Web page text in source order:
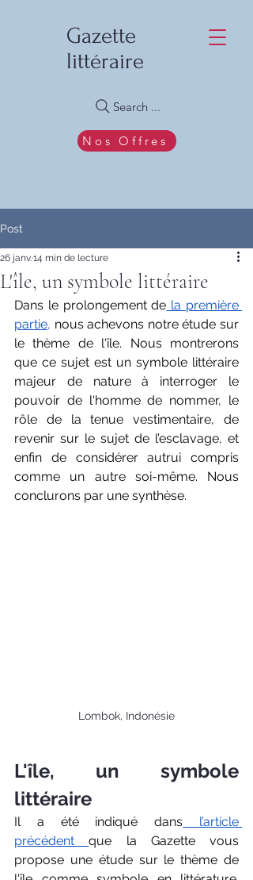
Gazette
littéraire
Search ...
Nos Offres
Post
L'île, un symbole littéraire
26 janv.14 min de lecture
Dans le prolongement de la première
partie, nous achevons notre étude sur
le thème de l'île. Nous montrerons
que ce sujet est un symbole littéraire
pouvoir de l'homme de nommer, le
rôle de la tenue vestimentaire, de
revenir sur le sujet de l’esclavage, et
enfin de considérer autrui compris
comme un autre soi-même. Nous
conclurons par une synthèse.
Lombok, Indonésie
L'île, un symbole
littéraire
Il a été indiqué dans l’article
précédent que la Gazette vous
propose une étude sur le thème de